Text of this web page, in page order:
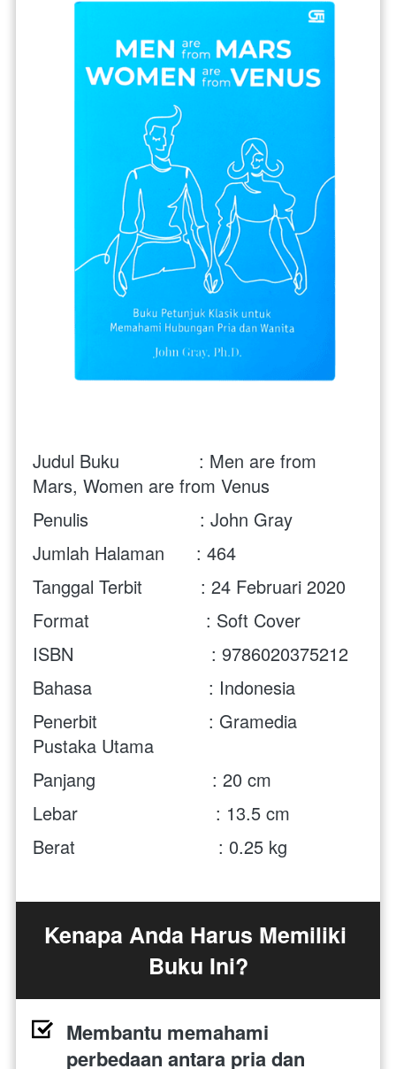
Judul Buku               : Men are from
Mars, Women are from Venus
Penulis                     : John Gray
Jumlah Halaman      : 464
Tanggal Terbit           : 24 Februari 2020
Format                      : Soft Cover
ISBN                          : 9786020375212
Bahasa                      : Indonesia
Penerbit                     : Gramedia
Pustaka Utama
Panjang                      : 20 cm
Lebar                          : 13.5 cm
Berat                           : 0.25 kg
Kenapa Anda Harus Memiliki
Buku Ini?
Membantu memahami
perbedaan antara pria dan